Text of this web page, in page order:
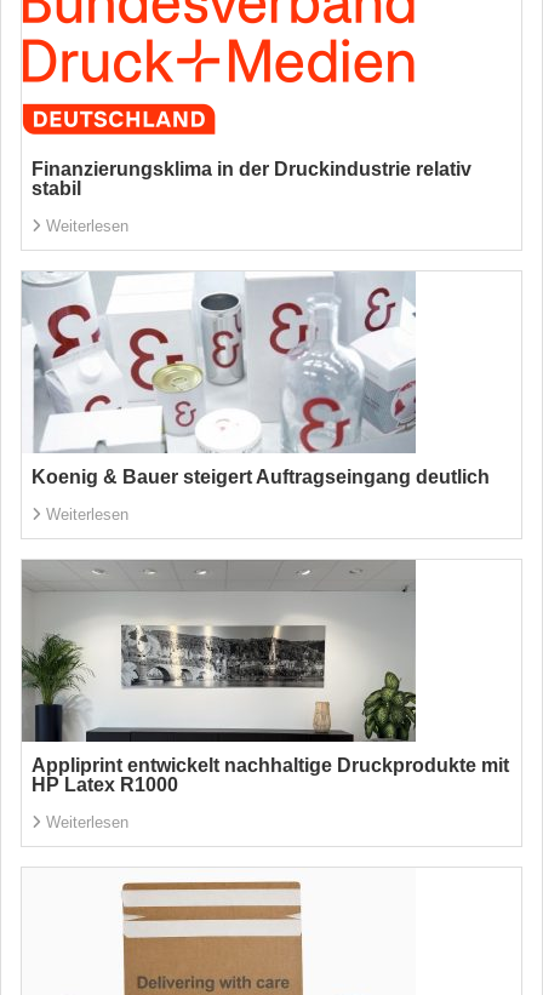
Finanzierungsklima in der Druckindustrie relativ
stabil
Weiterlesen
Koenig & Bauer steigert Auftragseingang deutlich
Weiterlesen
Appliprint entwickelt nachhaltige Druckprodukte mit
HP Latex R1000
Weiterlesen